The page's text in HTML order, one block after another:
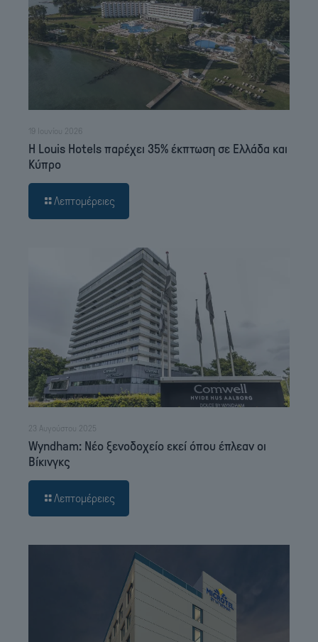
19 Ιουνίου 2026
Η Louis Hotels παρέχει 35% έκπτωση σε Ελλάδα και
Κύπρο
Λεπτομέρειες
23 Αυγούστου 2025
Wyndham: Νέο ξενοδοχείο εκεί όπου έπλεαν οι
Βίκινγκς
Λεπτομέρειες